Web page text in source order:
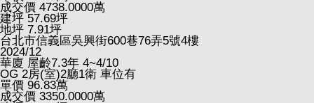
成交價 4738.0000萬
建坪 57.69坪
地坪 7.91坪
台北市信義區吳興街600巷76弄5號4樓
2024/12
華廈 屋齡7.3年 4~4/10
OG 2房(室)2廳1衛 車位有
單價 96.83萬
成交價 3350.0000萬